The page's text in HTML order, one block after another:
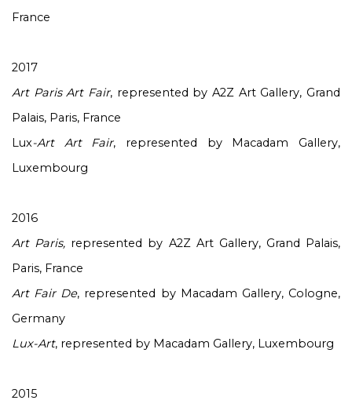
France
2017
Art Paris Art Fair, represented by A2Z Art Gallery, Grand
Palais, Paris, France
Lux-Art Art Fair, represented by Macadam Gallery,
Luxembourg
2016
Art Paris, represented by A2Z Art Gallery, Grand Palais,
Paris, France
Art Fair De, represented by Macadam Gallery, Cologne,
Germany
Lux-Art, represented by Macadam Gallery, Luxembourg
2015